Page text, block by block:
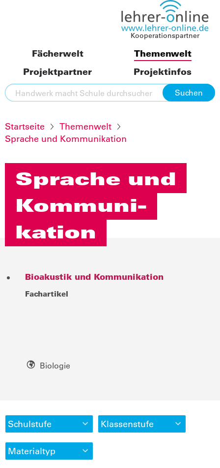
Kooperationspartner
Fächerwelt
Themenwelt
Projektpartner
Projektinfos
Startseite
Themenwelt
Sprache und Kommunikation
Sprache und
Kommuni­
kation
Bioakustik und Kommunikation
Fachartikel
Biologie
Schulstufe Klassenstufe
Materialtyp